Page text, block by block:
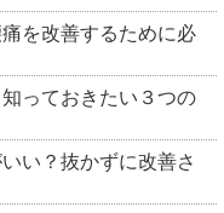
を改善するために必
っておきたい３つの
い？抜かずに改善さ